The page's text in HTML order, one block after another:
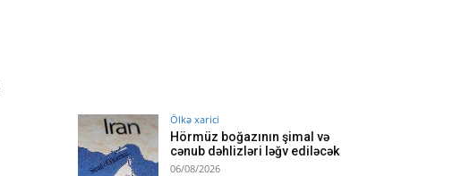
Ölkə xarici
Hörmüz boğazının şimal və
cənub dəhlizləri ləğv ediləcək
06/08/2026